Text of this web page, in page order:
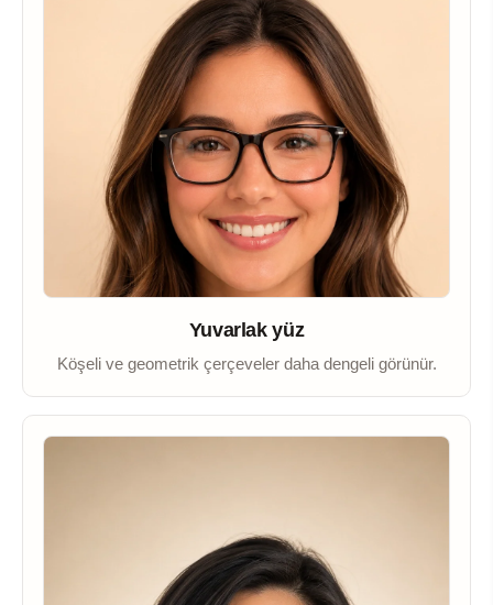
Yuvarlak yüz
Köşeli ve geometrik çerçeveler daha dengeli görünür.